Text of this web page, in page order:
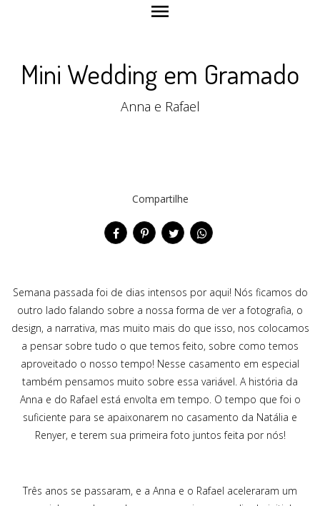
menu
Mini Wedding em Gramado
Anna e Rafael
Compartilhe
Semana passada foi de dias intensos por aqui! Nós ficamos do
outro lado falando sobre a nossa forma de ver a fotografia, o
design, a narrativa, mas muito mais do que isso, nos colocamos
a pensar sobre tudo o que temos feito, sobre como temos
aproveitado o nosso tempo! Nesse casamento em especial
também pensamos muito sobre essa variável. A história da
Anna e do Rafael está envolta em tempo. O tempo que foi o
suficiente para se apaixonarem no casamento da Natália e
Renyer, e terem sua primeira foto juntos feita por nós!
Três anos se passaram, e a Anna e o Rafael aceleraram um